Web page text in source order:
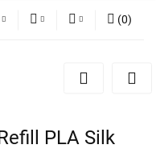
Zarejestruj się
(0)
PLA Silk